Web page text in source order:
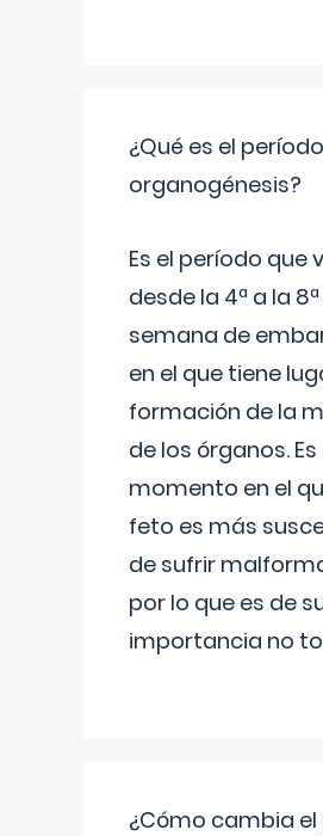
¿Qué es el
organogénesis?
Es el período que
desde la 4ª a la 8ª
semana de
en el que tiene
formación de la
de los órganos. Es
momento en el
feto es más
de sufrir
por lo que es de
importancia no
¿Cómo cambia el